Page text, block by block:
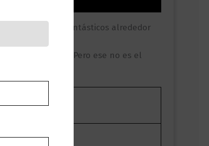
muchos seres fantásticos alrededor
particulares. Pero ese no es el